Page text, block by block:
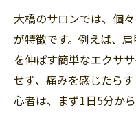
大橋のサロンでは、個
が特徴です。例えば、
を伸ばす簡単なエクサ
せず、痛みを感じたら
心者は、まず1日5分か